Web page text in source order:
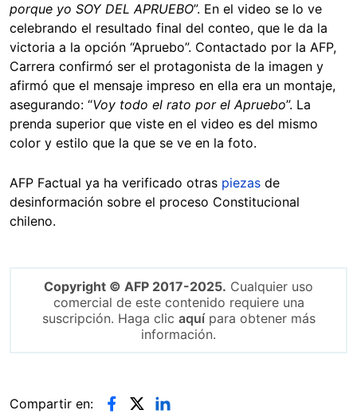
porque yo SOY DEL APRUEBO”. En el video se lo ve
celebrando el resultado final del conteo, que le da la
victoria a la opción “Apruebo”. Contactado por la AFP,
Carrera confirmó ser el protagonista de la imagen y
afirmó que el mensaje impreso en ella era un montaje,
asegurando: “Voy todo el rato por el Apruebo”. La
prenda superior que viste en el video es del mismo
color y estilo que la que se ve en la foto.
AFP Factual ya ha verificado otras piezas de
desinformación sobre el proceso Constitucional
chileno.
Copyright © AFP 2017-2025. Cualquier uso
comercial de este contenido requiere una
suscripción. Haga clic aquípara obtener más
información.
Compartir en: